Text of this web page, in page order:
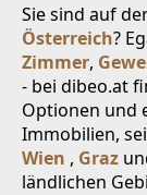
Sie sind auf
Österreich?
Zimmer,
- bei dibeo.at
Optionen und
Immobilien,
Wien , Graz
ländlichen